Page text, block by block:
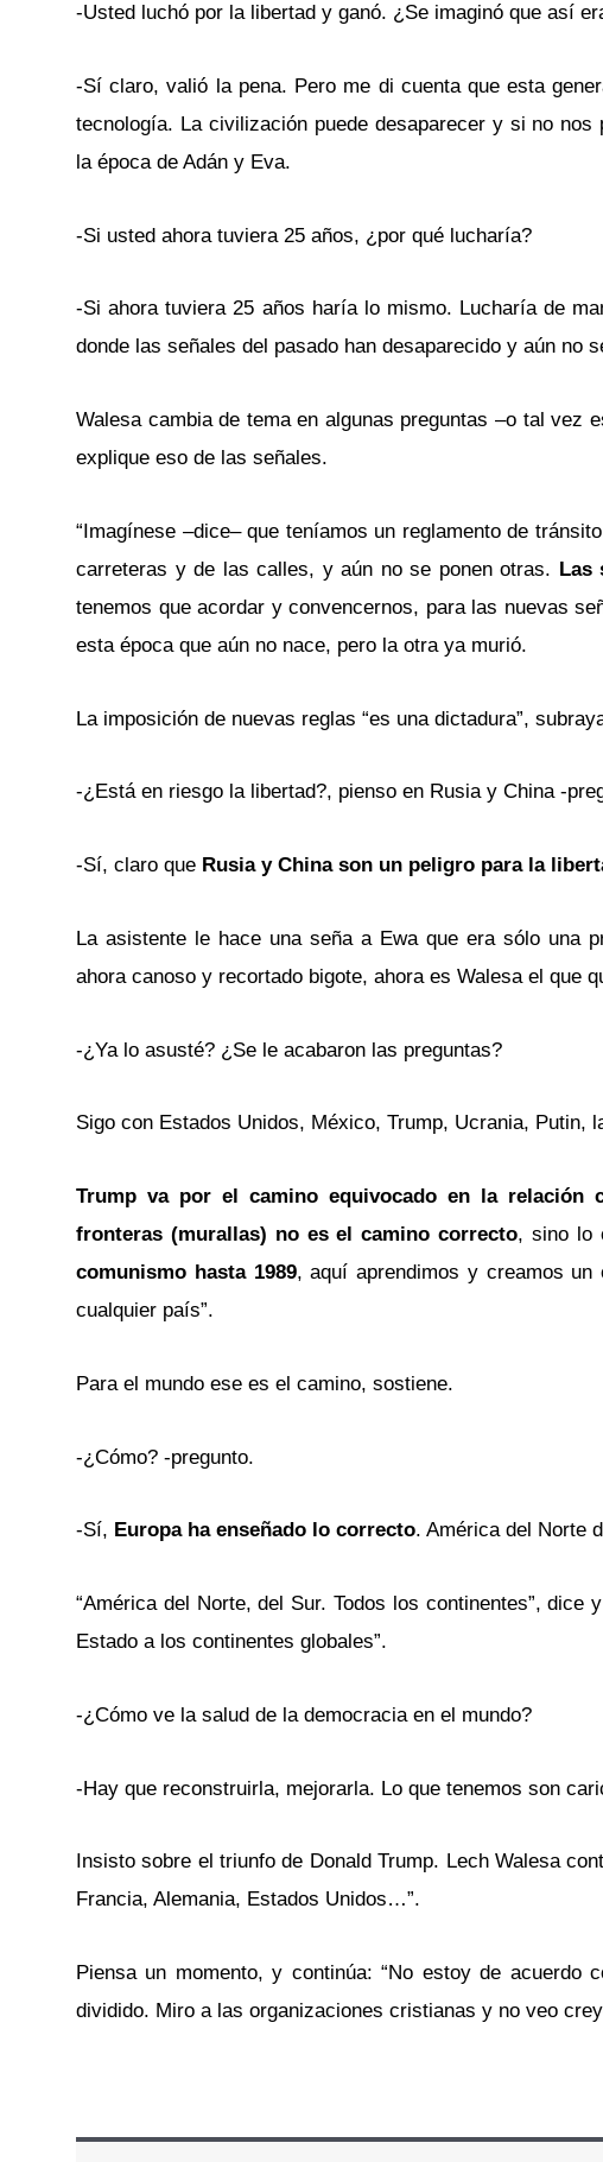
-Usted luchó por la libertad y ganó. ¿Se imaginó que así
-Sí claro, valió la pena. Pero me di cuenta que esta
tecnología. La civilización puede desaparecer y si no
la época de Adán y Eva.
-Si usted ahora tuviera 25 años, ¿por qué lucharía?
-Si ahora tuviera 25 años haría lo mismo. Lucharía de
donde las señales del pasado han desaparecido y aún no
Walesa cambia de tema en algunas preguntas –o tal vez
explique eso de las señales.
“Imagínese –dice– que teníamos un reglamento de
carreteras y de las calles, y aún no se ponen otras. Las
tenemos que acordar y convencernos, para las nuevas
esta época que aún no nace, pero la otra ya murió.
La imposición de nuevas reglas “es una dictadura”,
-¿Está en riesgo la libertad?, pienso en Rusia y China -
-Sí, claro que Rusia y China son un peligro para la
La asistente le hace una seña a Ewa que era sólo una
ahora canoso y recortado bigote, ahora es Walesa el que
-¿Ya lo asusté? ¿Se le acabaron las preguntas?
Sigo con Estados Unidos, México, Trump, Ucrania, Putin,
Trump va por el camino equivocado en la relación
fronteras (murallas) no es el camino correcto, sino lo
comunismo hasta 1989, aquí aprendimos y creamos
cualquier país”.
Para el mundo ese es el camino, sostiene.
-¿Cómo? -pregunto.
-Sí, Europa ha enseñado lo correcto. América del Norte
“América del Norte, del Sur. Todos los continentes”,
Estado a los continentes globales”.
-¿Cómo ve la salud de la democracia en el mundo?
-Hay que reconstruirla, mejorarla. Lo que tenemos son
Insisto sobre el triunfo de Donald Trump. Lech Walesa
Francia, Alemania, Estados Unidos…”.
Piensa un momento, y continúa: “No estoy de
dividido. Miro a las organizaciones cristianas y no veo